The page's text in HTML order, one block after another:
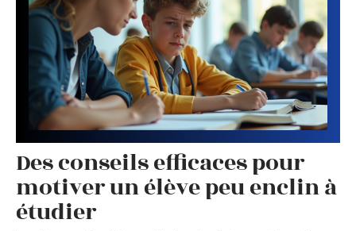
Des conseils efficaces pour
motiver un élève peu enclin à
étudier